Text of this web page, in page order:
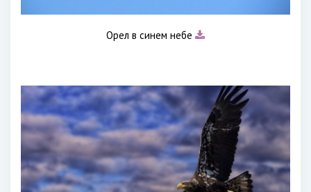
Орел в синем небе